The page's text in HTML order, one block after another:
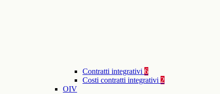
Contratti integrativi 6
Costi contratti integrativi 2
OIV